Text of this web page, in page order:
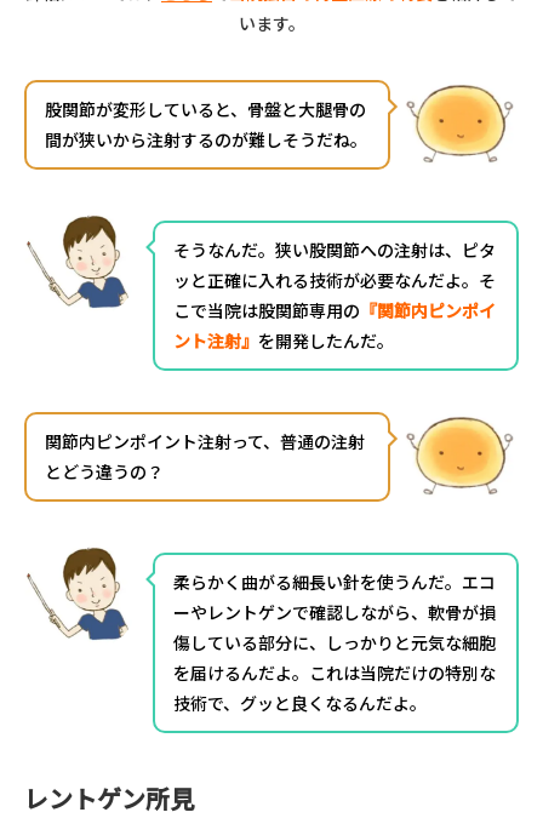
います。
股関節が変形していると、骨盤と大腿骨の
間が狭いから注射するのが難しそうだね。
そうなんだ。狭い股関節への注射は、ピタ
ッと正確に入れる技術が必要なんだよ。そ
こで当院は股関節専用の 『関節内ピンポイ
ント注射』 を開発したんだ。
関節内ピンポイント注射って、普通の注射
とどう違うの？
柔らかく曲がる細長い針を使うんだ。エコ
ーやレントゲンで確認しながら、軟骨が損
傷している部分に、しっかりと元気な細胞
を届けるんだよ。これは当院だけの特別な
技術で、グッと良くなるんだよ。
レントゲン所見